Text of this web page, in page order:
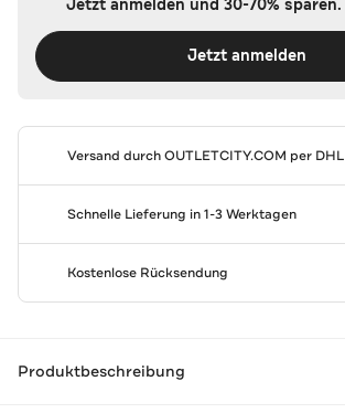
Jetzt anmelden und 30-70% sparen.
Jetzt anmelden
Versand durchOUTLETCITY.COM per DHL
Schnelle Lieferung in 1-3 Werktagen
Kostenlose Rücksendung
Produktbeschreibung